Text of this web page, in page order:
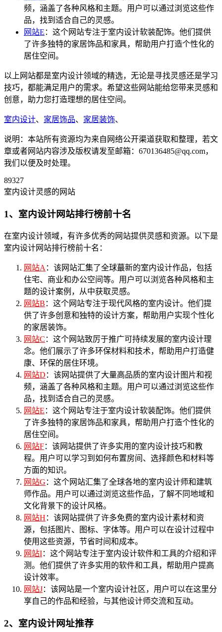
频，涵盖了各种风格和主题。用户可以通过浏览这些作
品，找到适合自己的灵感。
网站E ：这个网站专注于室内设计软装配饰。他们提供
了许多独特的家居饰品和家具，帮助用户打造个性化的
居住空间。
以上网站都是室内设计领域的精选，无论是寻找灵感还是学习
技巧，都能满足用户的需求。希望这些网站能给您带来灵感和
创意，助力您打造理想的居住空间。
室内设计、 家居饰品、 家居装饰、
说明：本站所有资源均为来自网络公开渠道获取和整理，若文
章或者网站内容涉及版权请发至邮箱：670136485@qq.com，
我们以便及时处理。
89327
室内设计灵感的网站
1、室内设计网站排行榜前十名
在室内设计领域，有许多优秀的网站提供灵感和资源。以下是
室内设计网站排行榜前十名：
网站A ：该网站汇集了全球蕞新的室内设计作品，包括
住宅、商业和办公空间等。用户可以浏览各种风格和主
题的设计案例，从中获取灵感。
网站B ：这个网站专注于现代风格的室内设计。他们提
供了许多创意和独特的设计方案，帮助用户实现个性化
的家居装饰。
网站C ：这个网站致厉于推广可持续发展的室内设计理
念。他们展示了许多环保材料和技术，帮助用户打造健
康、环保的居住环境。
网站D ：该网站提供了大量高品质的室内设计图片和视
频，涵盖了各种风格和主题。用户可以通过浏览这些作
品，找到适合自己的灵感。
网站E ：这个网站专注于室内设计软装配饰。他们提供
了许多独特的家居饰品和家具，帮助用户打造个性化的
居住空间。
网站F：该网站提供了许多实用的室内设计技巧和教
程。用户可以学习到如何布置房间、选择颜色和材料等
方面的知识。
网站G ：这个网站汇集了全球各地的室内设计师和建筑
师作品。用户可以通过浏览这些作品，了解不同地域和
文化背景下的设计风格。
网站H ：该网站提供了许多免费的室内设计素材和资
源，包括图片、图标、字体等。用户可以在设计过程中
使用这些资源，节省时间和成本。
网站I：这个网站专注于室内设计软件和工具的介绍和评
测。他们提供了许多实用的软件和工具，帮助用户提高
设计效率。
网站J：该网站是一个室内设计社区，用户可以在这里分
享自己的作品和经验，与其他设计师交流和互动。
2、室内设计网址推荐